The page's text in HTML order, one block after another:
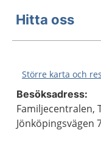
Hitta oss
Större karta och
Besöksadress:
Familjecentralen,
Jönköpingsvägen